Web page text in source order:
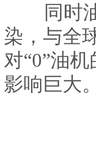
同时油
染，与全
对“0”油
影响巨大。